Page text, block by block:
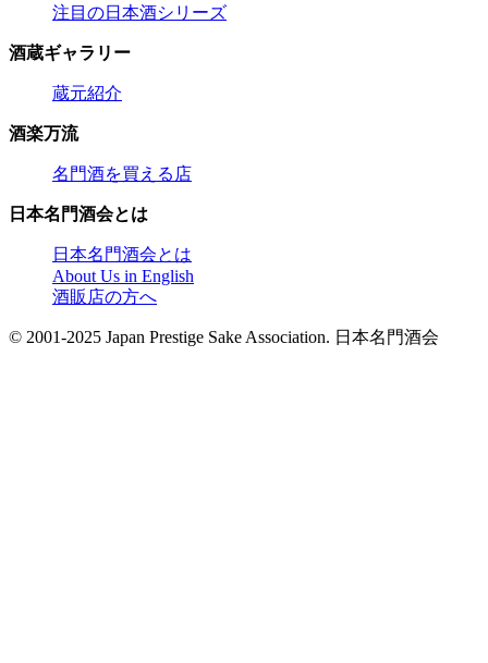
注目の日本酒シリーズ
酒蔵ギャラリー
蔵元紹介
酒楽万流
名門酒を買える店
日本名門酒会とは
日本名門酒会とは
About Us in English
酒販店の方へ
© 2001-2025 Japan Prestige Sake Association. 日本名門酒会